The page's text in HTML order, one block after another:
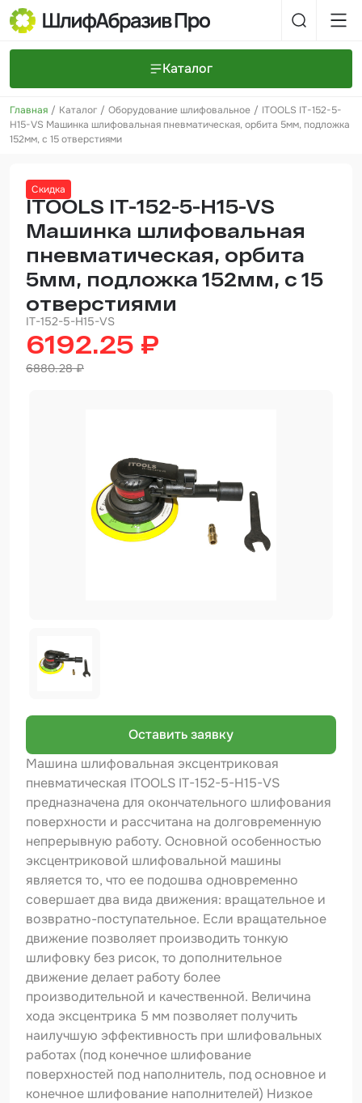
Каталог
О компании
Доставка и оплата
Шлифовальные круги и полоски
Шлифовальные рулоны
Полировальные круги и пасты
Нетканые абразивные материалы
Отвердители
Малярный инструмент
Шлифовальные ленты
Армирующие материалы
Аэрозольные продукты
Грунты
Оборудование шлифовальное
Подложка промежуточная
Ёмкость
Герметики
Крышка для ёмкости
Материалы для вклейки стекол
Лаки
Главная Каталог Оборудование шлифовальное
ITOOLS IT-152-5-
H15-VS Машинка шлифовальная пневматическая, орбита 5мм, подложка
152мм, с 15 отверстиями
Скидка
ITOOLS IT-152-5-H15-VS
Машинка шлифовальная
пневматическая, орбита
5мм, подложка 152мм, с 15
отверстиями
IT-152-5-H15-VS
6192.25 ₽
6880.28 ₽
Оставить заявку
Машина шлифовальная эксцентриковая
пневматическая ITOOLS IT-152-5-H15-VS
предназначена для окончательного шлифования
поверхности и рассчитана на долговременную
непрерывную работу. Основной особенностью
эксцентриковой шлифовальной машины
является то, что ее подошва одновременно
совершает два вида движения: вращательное и
возвратно-поступательное. Если вращательное
движение позволяет производить тонкую
шлифовку без рисок, то дополнительное
движение делает работу более
производительной и качественной. Величина
хода эксцентрика 5 мм позволяет получить
наилучшую эффективность при шлифовальных
работах (под конечное шлифование
поверхностей под наполнитель, под основное и
конечное шлифование наполнителей) Низкое